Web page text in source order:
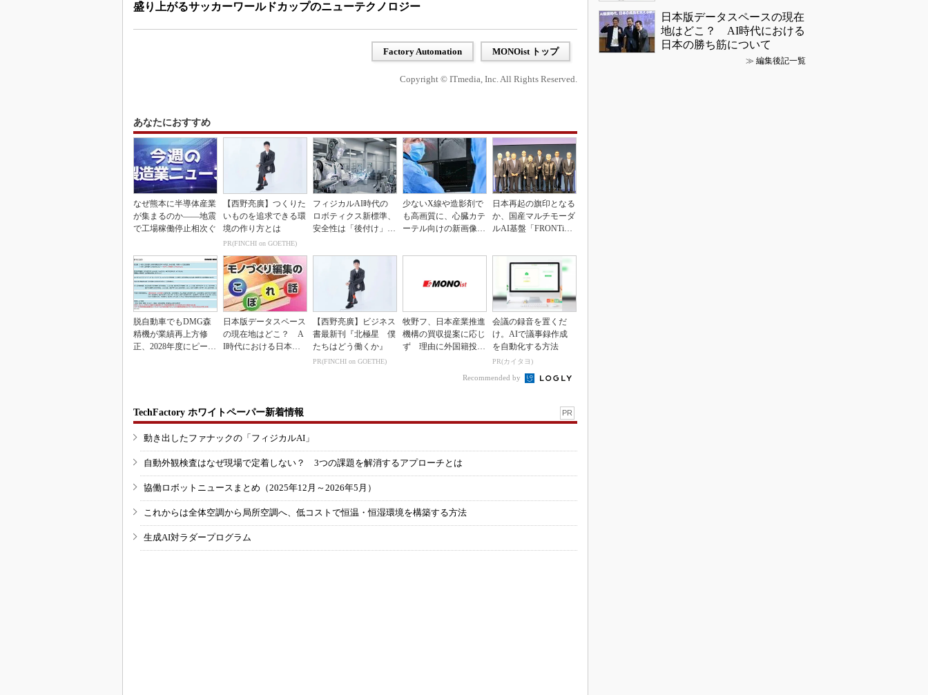
盛り上がるサッカーワールドカップのニューテクノロジー
Factory Automation MONOist トップ
Copyright © ITmedia, Inc. All Rights Reserved.
あなたにおすすめ
なぜ熊本に半導体産業
が集まるのか――地震
で工場稼働停止相次ぐ
【西野亮廣】つくりた
いものを追求できる環
境の作り方とは
PR(FINCHI on GOETHE)
フィジカルAI時代の
ロボティクス新標準、
安全性は「後付け」で
少ないX線や造影剤で
も高画質に、心臓カテ
ーテル向けの新画像技
日本再起の旗印となる
か、国産マルチモーダ
ルAI基盤「FRONTi
脱自動車でもDMG森
精機が業績再上方修
正、2028年度にピーク
日本版データスペース
の現在地はどこ？ A
I時代における日本の
【西野亮廣】ビジネス
書最新刊『北極星 僕
たちはどう働くか』
PR(FINCHI on GOETHE)
牧野フ、日本産業推進
機構の買収提案に応じ
ず 理由に外国籍投資
会議の録音を置くだ
け。AIで議事録作成
を自動化する方法
PR(カイタヨ)
Recommended by
TechFactory ホワイトペーパー新着情報 PR
動き出したファナックの「フィジカルAI」
自動外観検査はなぜ現場で定着しない？ 3つの課題を解消するアプローチとは
協働ロボットニュースまとめ（2025年12月～2026年5月）
これからは全体空調から局所空調へ、低コストで恒温・恒湿環境を構築する方法
生成AI対ラダープログラム
日本版データスペースの現在
地はどこ？ AI時代における
日本の勝ち筋について
≫ 編集後記一覧